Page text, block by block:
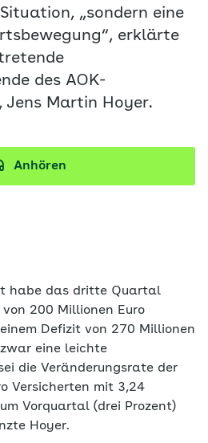
„sondern eine
erklärte
des AOK-
Jens Martin Hoyer.
Anhören
habe das dritte Quartal
200 Millionen Euro
Defizit von 270 Millionen
eine leichte
die Veränderungsrate der
Versicherten mit 3,24
Vorquartal (drei Prozent)
Hoyer.